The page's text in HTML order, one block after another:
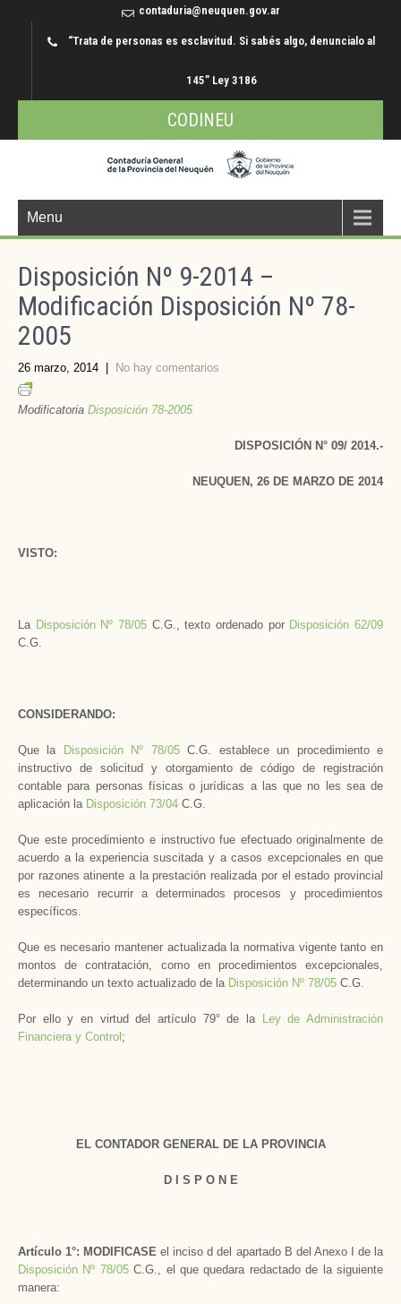
contaduria@neuquen.gov.ar
“Trata de personas es esclavitud. Si sabés algo, denuncialo al
145” Ley 3186
CODINEU
Menu
Disposición Nº 9-2014 –
Modificación Disposición Nº 78-
2005
26 marzo, 2014 No hay comentarios
Modificatoria Disposición 78-2005
DISPOSICIÓN N° 09/ 2014.-
NEUQUEN, 26 DE MARZO DE 2014
VISTO:
La Disposición Nº 78/05 C.G., texto ordenado por Disposición 62/09
C.G.
CONSIDERANDO:
Que la Disposición Nº 78/05C.G. establece un procedimiento e
instructivo de solicitud y otorgamiento de código de registración
contable para personas físicas o jurídicas a las que no les sea de
aplicación la Disposición 73/04 C.G.
Que este procedimiento e instructivo fue efectuado originalmente de
acuerdo a la experiencia suscitada y a casos excepcionales en que
por razones atinente a la prestación realizada por el estado provincial
es necesario recurrir a determinados procesos y procedimientos
específicos.
Que es necesario mantener actualizada la normativa vigente tanto en
montos de contratación, como en procedimientos excepcionales,
determinando un texto actualizado de la Disposición Nº 78/05 C.G.
Por ello y en virtud del artículo 79° de la Ley de Administración
Financiera y Control ;
EL CONTADOR GENERAL DE LA PROVINCIA
D I S P O N E
Artículo 1°: MODIFICASE el inciso d del apartado B del Anexo I de la
Disposición Nº 78/05C.G., el que quedara redactado de la siguiente
manera: